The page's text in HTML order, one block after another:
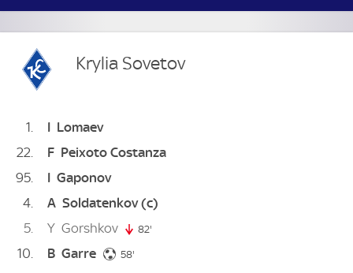
Krylia Sovetov
1 I Lomaev
22
F Peixoto Costanza
95
I Gaponov
4
A Soldatenkov(c)
5
Y Gorshkov 82'
10 B Garre 58'